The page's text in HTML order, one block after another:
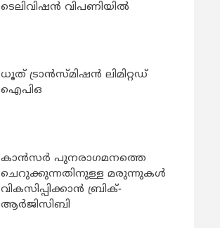
ടെലിവിഷൻ വിപണിയിൽ
ധൂത് ട്രാൻസ്മിഷൻ ലിമിറ്റഡ്
ഐപിഒ
കാന്‍സര്‍ പുനരാഗമനത്തെ
ചെറുക്കുന്നതിനുള്ള മരുന്നുകള്‍
വികസിപ്പിക്കാന്‍ ബ്രിക്-
ആര്‍ജിസിബി